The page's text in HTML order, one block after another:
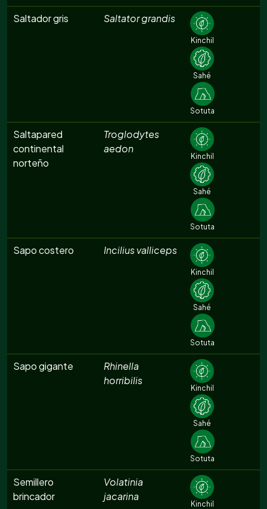
Saltador gris Saltator grandis
Kinchil
Sahé
Sotuta
Saltapared
continental
norteño
Troglodytes
aedon
Kinchil
Sahé
Sotuta
Sapo costero Incilius valliceps
Kinchil
Sahé
Sotuta
Sapo gigante
Rhinella
horribilis
Kinchil
Sahé
Sotuta
Semillero
brincador
Volatinia
jacarina
Kinchil